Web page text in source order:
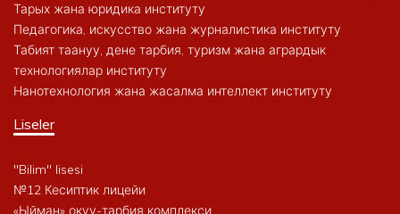
Тарых жана юридика институту
Педагогика, искусство жана журналистика институту
Табият таануу, дене тарбия, туризм жана агрардык
технологиялар институту
Нанотехнология жана жасалма интеллект институту
Liseler
"Bilim" lisesi
№12 Кесиптик лицейи
«Ыйман» окуу-тарбия комплекси